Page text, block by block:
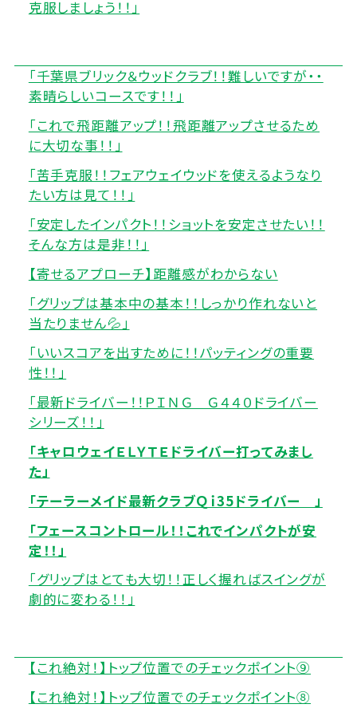
克服しましょう！！」
「千葉県ブリック＆ウッドクラブ！！難しいですが・・
素晴らしいコースです！！」
「これで飛距離アップ！！飛距離アップさせるため
に大切な事！！」
「苦手克服！！フェアウェイウッドを使えるようなり
たい方は見て！！」
「安定したインパクト！！ショットを安定させたい！！
そんな方は是非！！」
【寄せるアプローチ】距離感がわからない
「グリップは基本中の基本！！しっかり作れないと
当たりません💦」
「いいスコアを出すために！！パッティングの重要
性！！」
「最新ドライバー！！ＰＩＮＧ Ｇ４４０ドライバー
シリーズ！！」
「キャロウェイＥＬＹＴＥドライバー打ってみまし
た」
「テーラーメイド最新クラブＱｉ35ドライバー 」
「フェースコントロール！！これでインパクトが安
定！！」
「グリップはとても大切！！正しく握ればスイングが
劇的に変わる！！」
【これ絶対！】トップ位置でのチェックポイント⑨
【これ絶対！】トップ位置でのチェックポイント⑧